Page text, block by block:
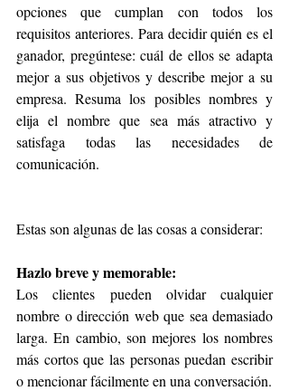
opciones que cumplan con todos los
requisitos anteriores. Para decidir quién es el
ganador, pregúntese: cuál de ellos se adapta
mejor a sus objetivos y describe mejor a su
empresa. Resuma los posibles nombres y
elija el nombre que sea más atractivo y
satisfaga todas las necesidades de
comunicación.
Estas son algunas de las cosas a considerar:
Hazlo breve y memorable:
Los clientes pueden olvidar cualquier
nombre o dirección web que sea demasiado
larga. En cambio, son mejores los nombres
más cortos que las personas puedan escribir
o mencionar fácilmente en una conversación.